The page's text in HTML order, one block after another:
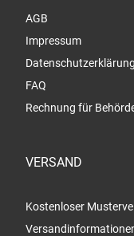
AGB
Impressum
Datenschutzerklärung
FAQ
Rechnung für
VERSAND
Kostenloser